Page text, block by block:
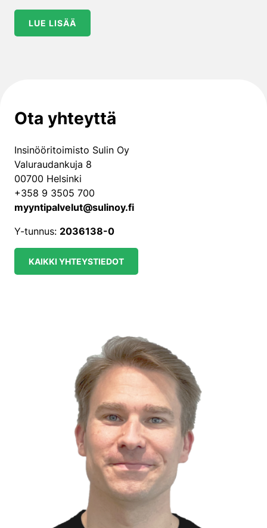
LUE LISÄÄ
Ota yhteyttä
Insinööritoimisto Sulin Oy
Valuraudankuja 8
00700 Helsinki
+358 9 3505 700
myyntipalvelut@sulinoy.fi
Y-tunnus: 2036138-0
KAIKKI YHTEYSTIEDOT